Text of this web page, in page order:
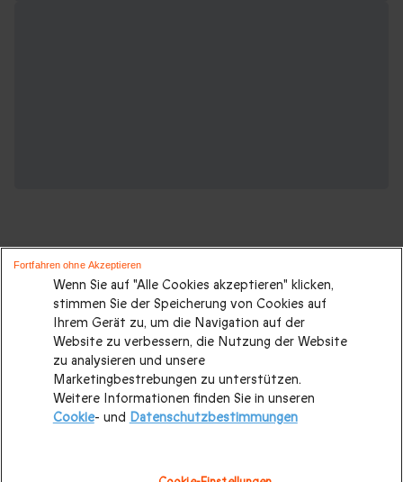
Weihnachtsgeschenke die Ihnen auch
gefallen werden:
Weihnachtsgeschenke|Weihnachtsgeschenke für Paare
Weihnachtsgeschenke für Eltern| Weihnachtsgeschenke
Wenn Sie auf "Alle Cookies akzeptieren" klicken,
stimmen Sie der Speicherung von Cookies auf
Ihrem Gerät zu, um die Navigation auf der
Website zu verbessern, die Nutzung der Website
zu analysieren und unsere
Marketingbestrebungen zu unterstützen.
Weitere Informationen finden Sie in unseren
Cookie- und Datenschutzbestimmungen
Fortfahren ohne Akzeptieren